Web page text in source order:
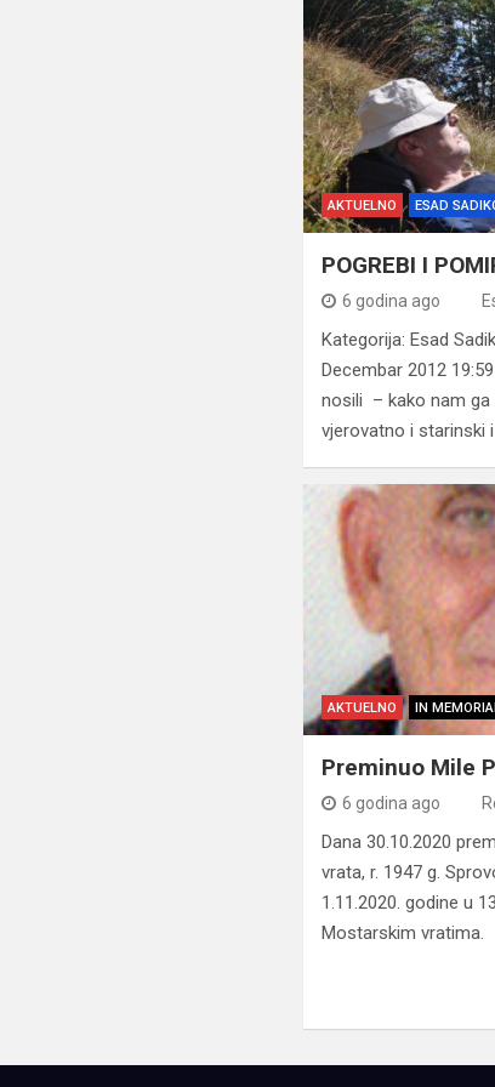
AKTUELNO ESAD
POGREBI I
6 godina ago
Kategorija: Esad
Decembar 2012
nosili – kako nam ga
vjerovatno i starinski
AKTUELNO IN
Preminuo Mile
6 godina ago
Dana 30.10.2020
vrata, r. 1947 g.
1.11.2020. godine u
Mostarskim vratima.